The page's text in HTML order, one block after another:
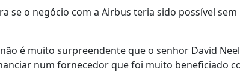
se o negócio com a Airbus teria sido possível sem
é muito surpreendente que o senhor David
num fornecedor que foi muito beneficiado